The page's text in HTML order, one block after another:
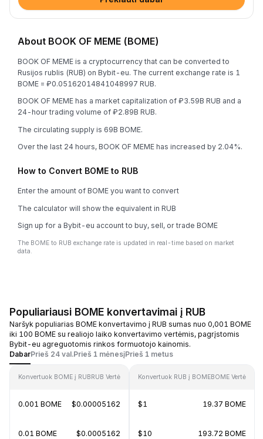
About BOOK OF MEME (BOME)
BOOK OF MEME is a cryptocurrency that can be converted to
Rusijos rublis (RUB) on Bybit-eu. The current exchange rate is 1
BOME = ₽0.05162014841048997 RUB.
BOOK OF MEME has a market capitalization of ₽3.59B RUB and a
24-hour trading volume of ₽2.89B RUB.
The circulating supply is 69B BOME.
Over the last 24 hours, BOOK OF MEME has increased by 2.04%.
How to Convert BOME to RUB
Enter the amount of BOME you want to convert
The calculator will show the equivalent in RUB
Sign up for a Bybit-eu account to buy, sell, or trade BOME
The BOME to RUB exchange rate is updated in real-time based on market
data.
Populiariausi BOME konvertavimai į RUB
Naršyk populiarias BOME konvertavimo į RUB sumas nuo 0,001 BOME
iki 100 BOME su realiojo laiko konvertavimo vertėmis, pagrįstomis
Bybit-eu agreguotomis rinkos formuotojo kainomis.
DabarPrieš 24 val.Prieš 1 mėnesįPrieš 1 metus
Konvertuok BOME į RUBRUB Vertė
0.001 BOME $0.00005162
0.01 BOME $0.0005162
Konvertuok RUB į BOMEBOME Vertė
$1 19.37 BOME
$10 193.72 BOME